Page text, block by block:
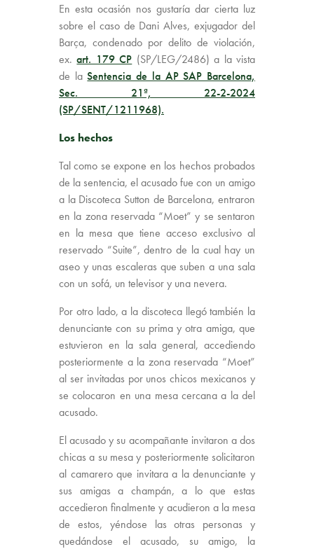
En esta ocasión nos gustaría dar cierta luz
sobre el caso de Dani Alves, exjugador del
Barça, condenado por delito de violación,
ex.art. 179 CP (SP/LEG/2486) a la vista
de laSentencia de la AP SAP Barcelona,
Sec. 21ª, 22-2-2024
(SP/SENT/1211968).
Los hechos
Tal como se expone en los hechos probados
de la sentencia, el acusado fue con un amigo
a la Discoteca Sutton de Barcelona, entraron
en la zona reservada “Moet” y se sentaron
en la mesa que tiene acceso exclusivo al
reservado “Suite”, dentro de la cual hay un
aseo y unas escaleras que suben a una sala
con un sofá, un televisor y una nevera.
Por otro lado, a la discoteca llegó también la
denunciante con su prima y otra amiga, que
estuvieron en la sala general, accediendo
posteriormente a la zona reservada “Moet”
al ser invitadas por unos chicos mexicanos y
se colocaron en una mesa cercana a la del
acusado.
El acusado y su acompañante invitaron a dos
chicas a su mesa y posteriormente solicitaron
al camarero que invitara a la denunciante y
sus amigas a champán, a lo que estas
accedieron finalmente y acudieron a la mesa
de estos, yéndose las otras personas y
quedándose el acusado, su amigo, la